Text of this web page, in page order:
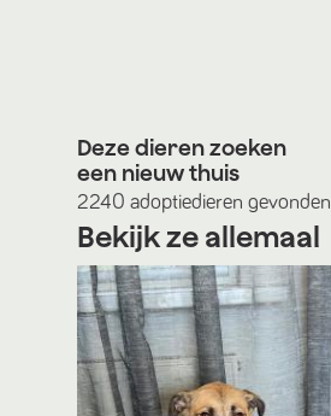
Deze dieren zoeken
een nieuw thuis
2240 adoptiedieren gevonden
Bekijk ze allemaal